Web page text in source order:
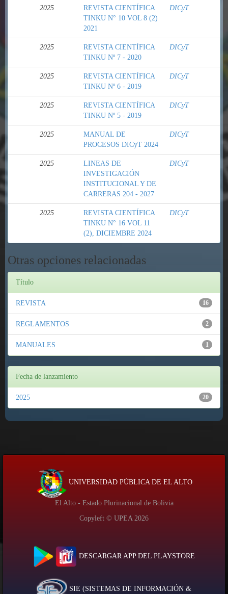
2025
REVISTA CIENTÍFICA
TINKU N° 10 VOL 8 (2)
2021
DICyT
2025
REVISTA CIENTÍFICA
TINKU Nº 7 - 2020
DICyT
2025
REVISTA CIENTÍFICA
TINKU Nº 6 - 2019
DICyT
2025
REVISTA CIENTÍFICA
TINKU Nº 5 - 2019
DICyT
2025
MANUAL DE
PROCESOS DICyT 2024
DICyT
2025
LINEAS DE
INVESTIGACIÓN
INSTITUCIONAL Y DE
CARRERAS 204 - 2027
DICyT
2025
REVISTA CIENTÍFICA
TINKU N° 16 VOL 11
(2), DICIEMBRE 2024
DICyT
Otras opciones relacionadas
Título
16
REVISTA
2
REGLAMENTOS
1
MANUALES
Fecha de lanzamiento
20
2025
UNIVERSIDAD PÚBLICA DE EL ALTO
El Alto - Estado Plurinacional de Bolivia
Copyleft © UPEA 2026
DESCARGAR APP DEL PLAYSTORE
SIE (SISTEMAS DE INFORMACIÓN &